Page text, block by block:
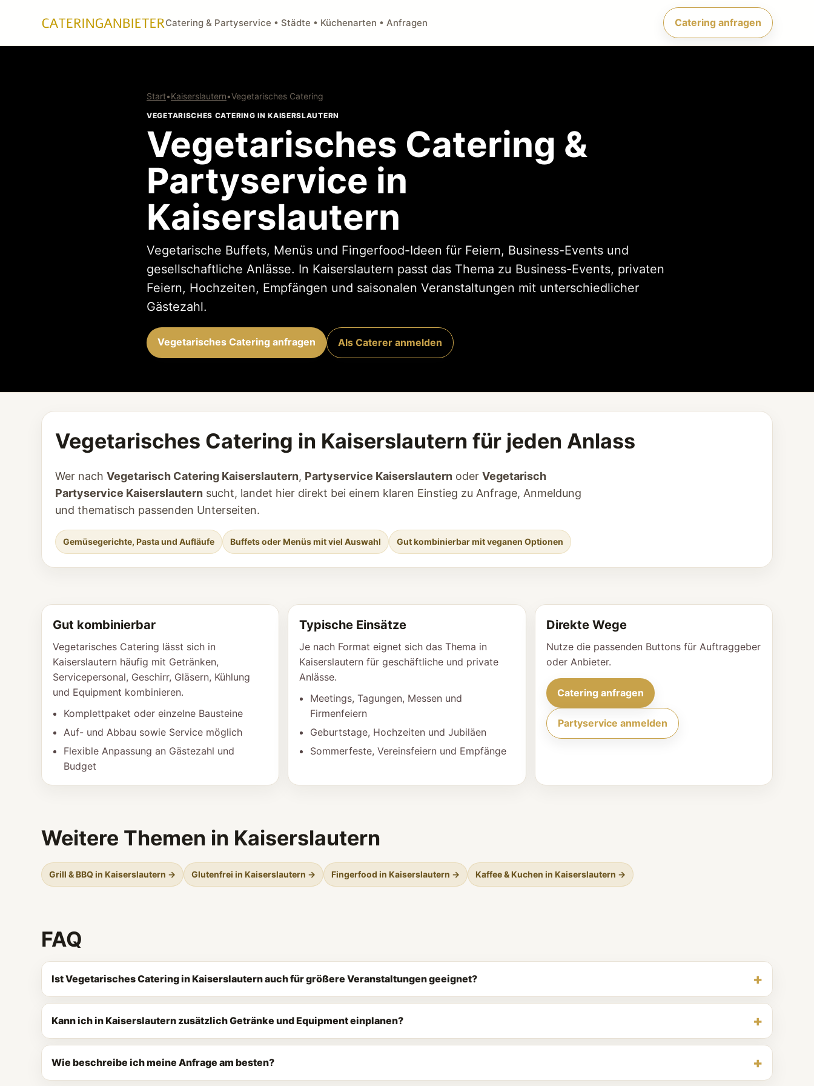
Catering & Partyservice • Städte • Küchenarten • Anfragen Catering anfragen
Start•Kaiserslautern•Vegetarisches Catering
VEGETARISCHES CATERING IN KAISERSLAUTERN
Vegetarisches Catering &
Partyservice in
Kaiserslautern
Vegetarische Buffets, Menüs und Fingerfood-Ideen für Feiern, Business-Events und
gesellschaftliche Anlässe. In Kaiserslautern passt das Thema zu Business-Events, privaten
Feiern, Hochzeiten, Empfängen und saisonalen Veranstaltungen mit unterschiedlicher
Gästezahl.
Vegetarisches Catering anfragen Als Caterer anmelden
Vegetarisches Catering in Kaiserslautern für jeden Anlass
Wer nach Vegetarisch Catering Kaiserslautern, Partyservice Kaiserslautern oder Vegetarisch
Partyservice Kaiserslautern sucht, landet hier direkt bei einem klaren Einstieg zu Anfrage, Anmeldung
und thematisch passenden Unterseiten.
Gemüsegerichte, Pasta und Aufläufe Buffets oder Menüs mit viel Auswahl Gut kombinierbar mit veganen Optionen
Gut kombinierbar
Vegetarisches Catering lässt sich in
Kaiserslautern häufig mit Getränken,
Servicepersonal, Geschirr, Gläsern, Kühlung
und Equipment kombinieren.
Komplettpaket oder einzelne Bausteine
Auf- und Abbau sowie Service möglich
Flexible Anpassung an Gästezahl und
Budget
Typische Einsätze
Je nach Format eignet sich das Thema in
Kaiserslautern für geschäftliche und private
Anlässe.
Meetings, Tagungen, Messen und
Firmenfeiern
Geburtstage, Hochzeiten und Jubiläen
Sommerfeste, Vereinsfeiern und Empfänge
Direkte Wege
Nutze die passenden Buttons für Auftraggeber
oder Anbieter.
Catering anfragen
Partyservice anmelden
Weitere Themen in Kaiserslautern
Grill & BBQ in Kaiserslautern → Glutenfrei in Kaiserslautern → Fingerfood in Kaiserslautern → Kaffee & Kuchen in Kaiserslautern →
FAQ
Ist Vegetarisches Catering in Kaiserslautern auch für größere Veranstaltungen geeignet?
Kann ich in Kaiserslautern zusätzlich Getränke und Equipment einplanen?
Wie beschreibe ich meine Anfrage am besten?